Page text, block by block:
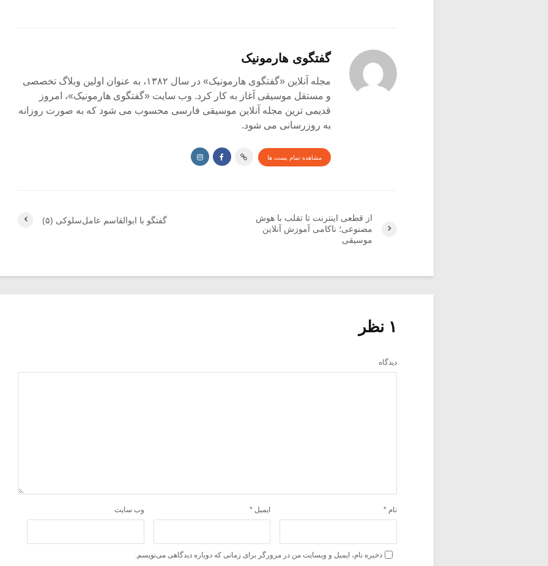
گفتگوی هارمونیک
مجله آنلاین «گفتگوی هارمونیک» در سال ۱۳۸۲، به عنوان اولین وبلاگ تخصصی
و مستقل موسیقی آغاز به کار کرد. وب سایت «گفتگوی هارمونیک»، امروز
قدیمی ترین مجله آنلاین موسیقی فارسی محسوب می شود که به صورت روزانه
به روزرسانی می شود.
مشاهده تمام پست ها
گفتگو با ابوالقاسم عامل‌سلوکی (۵)
از قطعی اینترنت تا تقلب با هوش
مصنوعی؛ ناکامی آموزش آنلاین
موسیقی
۱ نظر
دیدگاه
نام * ایمیل * وب‌ سایت
ذخیره نام، ایمیل و وبسایت من در مرورگر برای زمانی که دوباره دیدگاهی می‌نویسم.